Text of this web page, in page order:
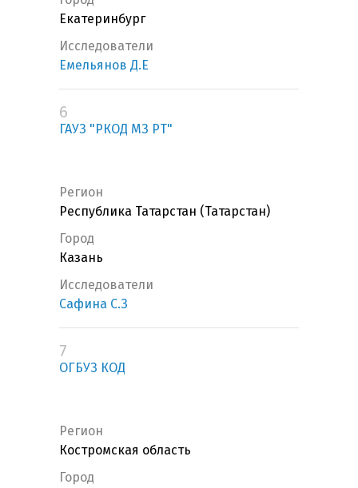
Екатеринбург
Исследователи
Емельянов Д.Е
6
ГАУЗ "РКОД МЗ РТ"
Регион
Республика Татарстан (Татарстан)
Город
Казань
Исследователи
Сафина С.З
7
ОГБУЗ КОД
Регион
Костромская область
Город